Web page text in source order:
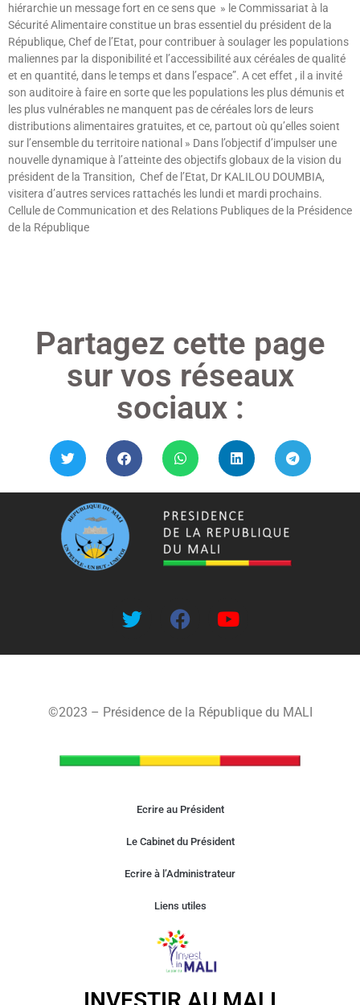
hiérarchie un message fort en ce sens que » le Commissariat à la
Sécurité Alimentaire constitue un bras essentiel du président de la
République, Chef de l’Etat, pour contribuer à soulager les populations
maliennes par la disponibilité et l’accessibilité aux céréales de qualité
et en quantité, dans le temps et dans l’espace”. A cet effet , il a invité
son auditoire à faire en sorte que les populations les plus démunis et
les plus vulnérables ne manquent pas de céréales lors de leurs
distributions alimentaires gratuites, et ce, partout où qu’elles soient
sur l’ensemble du territoire national » Dans l’objectif d’impulser une
nouvelle dynamique à l’atteinte des objectifs globaux de la vision du
président de la Transition, Chef de l’Etat, Dr KALILOU DOUMBIA,
visitera d’autres services rattachés les lundi et mardi prochains.
Cellule de Communication et des Relations Publiques de la Présidence
de la République
Partagez cette page
sur vos réseaux
sociaux :
©2023 – Présidence de la République du MALI
Ecrire au Président
Le Cabinet du Président
Ecrire à l’Administrateur
Liens utiles